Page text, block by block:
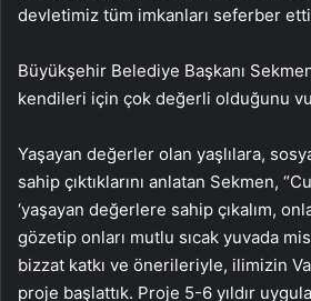
devletimiz tüm imkanları seferber
Büyükşehir Belediye Başkanı
kendileri için çok değerli olduğunu
Yaşayan değerler olan yaşlılara,
sahip çıktıklarını anlatan Sekmen,
‘yaşayan değerlere sahip çıkalım,
gözetip onları mutlu sıcak yuvada
bizzat katkı ve önerileriyle, ilimizin
proje başlattık. Proje 5-6 yıldır